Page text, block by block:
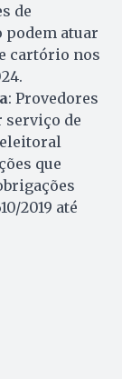
de
podem atuar
cartório nos
: Provedores
serviço de
que
2019 até